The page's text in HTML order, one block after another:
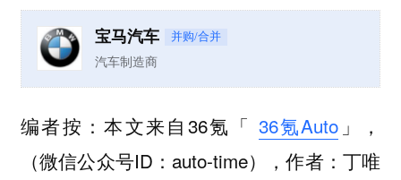
宝马汽车 并购/合并
汽车制造商
编者按：本文来自36氪「 36氪Auto 」，
（微信公众号ID：auto-time），作者：丁唯